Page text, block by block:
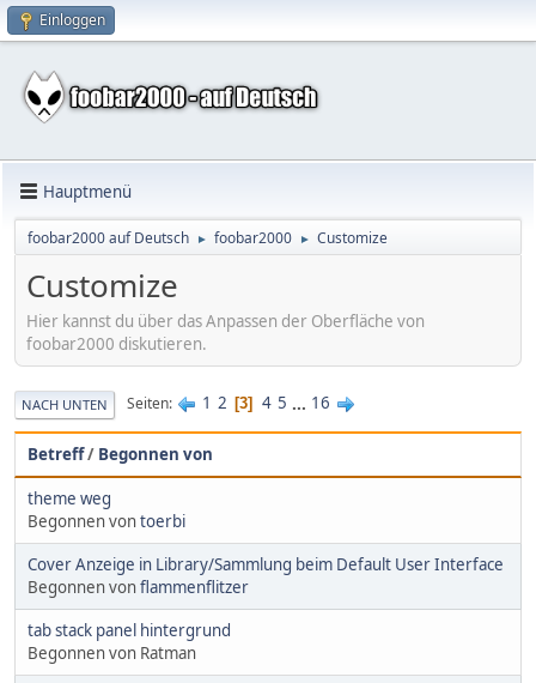
Einloggen
Hauptmenü
foobar2000 auf Deutsch ► foobar2000 ► Customize
Customize
Hier kannst du über das Anpassen der Oberfläche von
foobar2000 diskutieren.
NACH UNTEN Seiten 1 2 3 4 5 ... 16
Betreff/ Begonnen von
theme weg
Begonnen vontoerbi
Cover Anzeige in Library/Sammlung beim Default User Interface
Begonnen vonflammenflitzer
tab stack panel hintergrund
Begonnen von Ratman